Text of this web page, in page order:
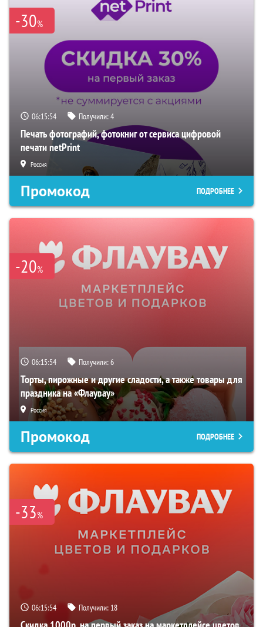
-30%
06:15:53 Получили:4
Печать фотографий, фотокниг от сервиса цифровой
печати netPrint
Россия
Промокод ПОДРОБНЕЕ
-20%
06:15:53 Получили:6
Торты, пирожные и другие сладости, а также товары для
праздника на «Флаувау»
Россия
Промокод ПОДРОБНЕЕ
-33%
06:15:53 Получили: 18